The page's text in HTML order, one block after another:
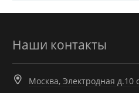
Наши контакты
Москва, Электродная д.10